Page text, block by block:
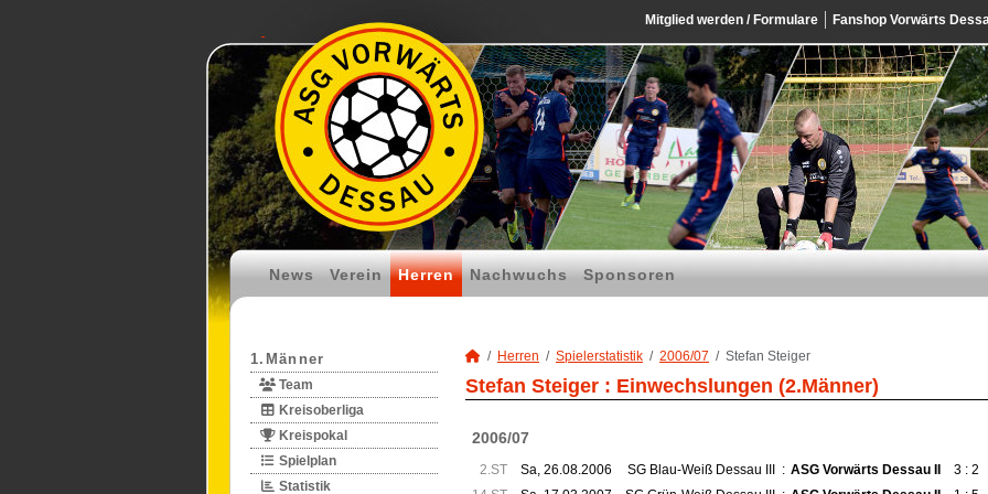
Mitglied werden / Formulare Fanshop Vorwärts
News Verein Herren Nachwuchs Sponsoren
1.Männer
Team
Kreisoberliga
Kreispokal
Spielplan
Statistik
Herren Spielerstatistik 2006/07 Stefan Steiger
Stefan Steiger : Einwechslungen (2.Männer)
2006/07
2.ST Sa, 26.08.2006 SG Blau-Weiß Dessau III : ASG Vorwärts Dessau II
3 : 2